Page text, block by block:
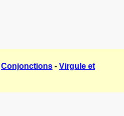
Conjonctions - Virgule et